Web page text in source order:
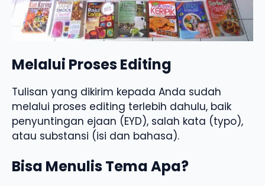
Melalui Proses Editing
Tulisan yang dikirim kepada Anda sudah
melalui proses editing terlebih dahulu, baik
penyuntingan ejaan (EYD), salah kata (typo),
atau substansi (isi dan bahasa).
Bisa Menulis Tema Apa?